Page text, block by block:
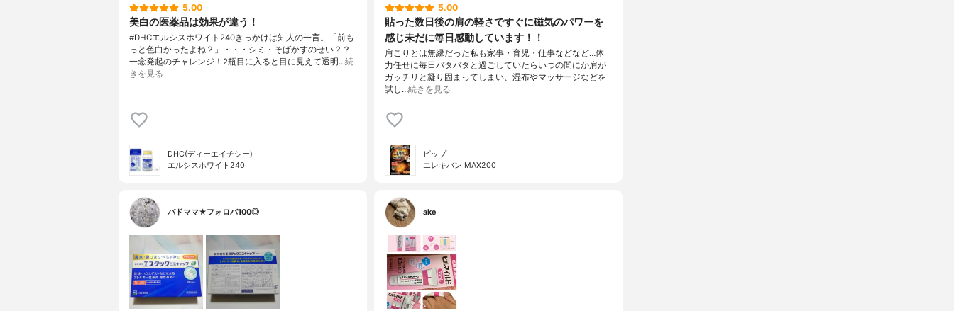
5.00
美白の医薬品は効果が違う！
#DHCエルシスホワイト240きっかけは知人の一言。「前も
っと色白かったよね？」・・・シミ・そばかすのせい？？
一念発起のチャレンジ！2瓶目に入ると目に見えて透明…続
きを見る
DHC(ディーエイチシー)
エルシスホワイト240
5.00
貼った数日後の肩の軽さですぐに磁気のパワーを
感じ未だに毎日感動しています！！
肩こりとは無縁だった私も家事・育児・仕事などなど…体
力任せに毎日バタバタと過ごしていたらいつの間にか肩が
ガッチリと凝り固まってしまい、湿布やマッサージなどを
試し…続きを見る
ピップ
エレキバン MAX200
バドママ★フォロバ100◎ ake